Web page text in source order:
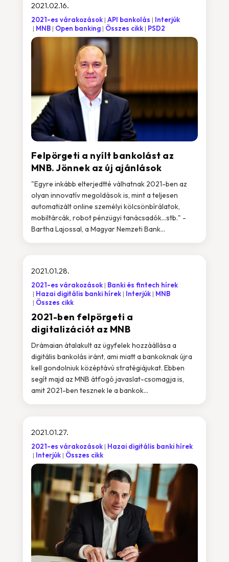
Felpörgeti a nyílt bankolást az
MNB. Jönnek az új ajánlások
2021.02.16.
2021-es várakozások API bankolás
Interjúk
MNB
Open banking Összes cikk PSD2
"Egyre inkább elterjedtté válhatnak 2021-ben az
olyan innovatív megoldások is, mint a teljesen
automatizált online személyi kölcsönbírálatok,
mobiltárcák, robot pénzügyi tanácsadók…stb." -
Bartha Lajossal, a Magyar Nemzeti Bank...
2021-ben felpörgeti a
digitalizációt az MNB
2021.01.28.
2021-es várakozások
Banki és fintech hírek
Hazai digitális banki hírek
Interjúk
MNB
Összes cikk
Drámaian átalakult az ügyfelek hozzáállása a
digitális bankolás iránt, ami miatt a bankoknak újra
kell gondolniuk középtávú stratégiájukat. Ebben
segít majd az MNB átfogó javaslat-csomagja is,
amit 2021-ben tesznek le a bankok...
2021.01.27.
2021-es várakozások
Hazai digitális banki hírek
Interjúk
Összes cikk